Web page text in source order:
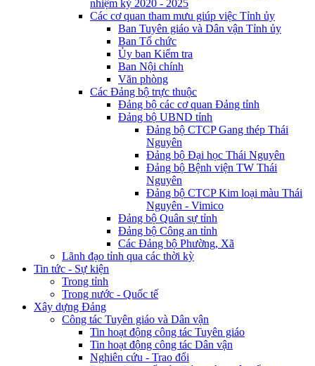
nhiệm kỳ 2020 - 2025
Các cơ quan tham mưu giúp việc Tỉnh ủy
Ban Tuyên giáo và Dân vận Tỉnh ủy
Ban Tổ chức
Ủy ban Kiểm tra
Ban Nội chính
Văn phòng
Các Đảng bộ trực thuộc
Đảng bộ các cơ quan Đảng tỉnh
Đảng bộ UBND tỉnh
Đảng bộ CTCP Gang thép Thái
Nguyên
Đảng bộ Đại học Thái Nguyên
Đảng bộ Bệnh viện TW Thái
Nguyên
Đảng bộ CTCP Kim loại màu Thái
Nguyên - Vimico
Đảng bộ Quân sự tỉnh
Đảng bộ Công an tỉnh
Các Đảng bộ Phường, Xã
Lãnh đạo tỉnh qua các thời kỳ
Tin tức - Sự kiện
Trong tỉnh
Trong nước - Quốc tế
Xây dựng Đảng
Công tác Tuyên giáo và Dân vận
Tin hoạt động công tác Tuyên giáo
Tin hoạt động công tác Dân vận
Nghiên cứu - Trao đổi